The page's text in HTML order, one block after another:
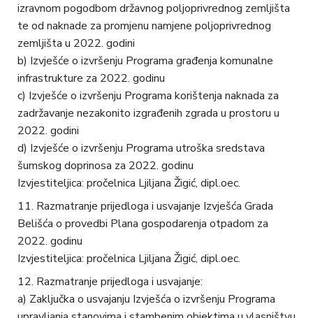
izravnom pogodbom državnog poljoprivrednog zemljišta
te od naknade za promjenu namjene poljoprivrednog
zemljišta u 2022. godini
b) Izvješće o izvršenju Programa građenja komunalne
infrastrukture za 2022. godinu
c) Izvješće o izvršenju Programa korištenja naknada za
zadržavanje nezakonito izgrađenih zgrada u prostoru u
2022. godini
d) Izvješće o izvršenju Programa utroška sredstava
šumskog doprinosa za 2022. godinu
Izvjestiteljica: pročelnica Ljiljana Žigić, dipl.oec.
Razmatranje prijedloga i usvajanje Izvješća Grada
Belišća o provedbi Plana gospodarenja otpadom za
2022. godinu
Izvjestiteljica: pročelnica Ljiljana Žigić, dipl.oec.
Razmatranje prijedloga i usvajanje:
a) Zaključka o usvajanju Izvješća o izvršenju Programa